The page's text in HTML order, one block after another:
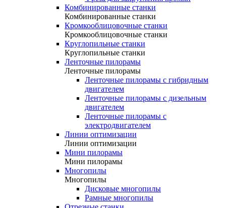
Комбинированные станки
Комбинированные станки
Кромкооблицовочные станки
Кромкооблицовочные станки
Круглопильные станки
Круглопильные станки
Ленточные пилорамы
Ленточные пилорамы
Ленточные пилорамы с гибридным
двигателем
Ленточные пилорамы с дизельным
двигателем
Ленточные пилорамы с
электродвигателем
Линии оптимизации
Линии оптимизации
Мини пилорамы
Мини пилорамы
Многопилы
Многопилы
Дисковые многопилы
Рамные многопилы